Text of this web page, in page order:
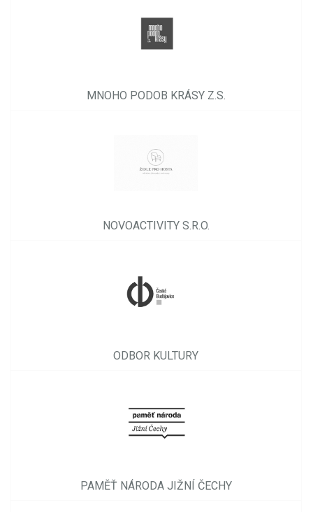
MNOHO PODOB KRÁSY Z.S.
NOVOACTIVITY S.R.O.
ODBOR KULTURY
PAMĚŤ NÁRODA JIŽNÍ ČECHY